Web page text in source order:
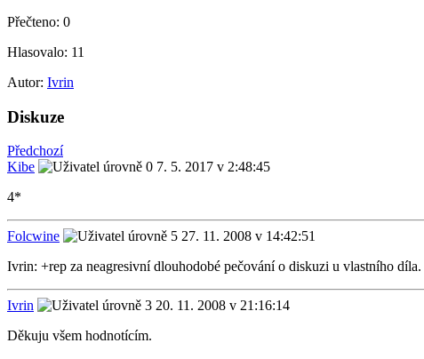
Přečteno: 0
Hlasovalo: 11
Autor: Ivrin
Diskuze
Předchozí
Kibe
7. 5. 2017 v 2:48:45
4*
Folcwine
27. 11. 2008 v 14:42:51
Ivrin: +rep za neagresivní dlouhodobé pečování o diskuzi u vlastního díla.
Ivrin
20. 11. 2008 v 21:16:14
Děkuju všem hodnotícím.